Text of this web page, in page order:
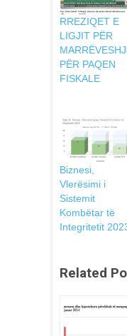
RREZIQET E
LIGJIT PËR
PËR PAQEN
FISKALE
Biznesi,
Vlerësimi i
Sistemit
Kombëtar të
Integritetit
Related